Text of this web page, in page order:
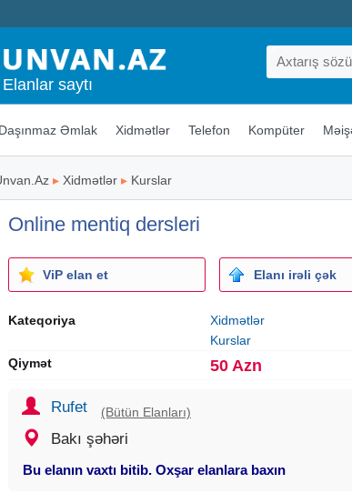
Elanlar saytı
Daşınmaz Əmlak Xidmətlər Telefon Kompüter
▸ Xidmətlər ▸ Kurslar
Online mentiq dersleri
ViP elan et Elanı irəli çək
Kateqoriya
Xidmətlər
Kurslar
Qiymət
50 Azn
Rufet (Bütün Elanları)
Bakı şəhəri
Bu elanın vaxtı bitib. Oxşar elanlara baxın